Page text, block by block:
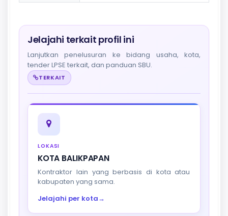
Jelajahi terkait profil ini
Lanjutkan penelusuran ke bidang usaha, kota,
tender LPSE terkait, dan panduan SBU.
TERKAIT
LOKASI
KOTA BALIKPAPAN
Kontraktor lain yang berbasis di kota atau
kabupaten yang sama.
Jelajahi per kota→